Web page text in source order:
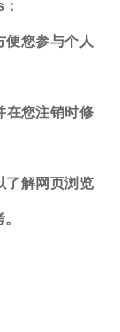
您参与个人
您注销时修
解网页浏览